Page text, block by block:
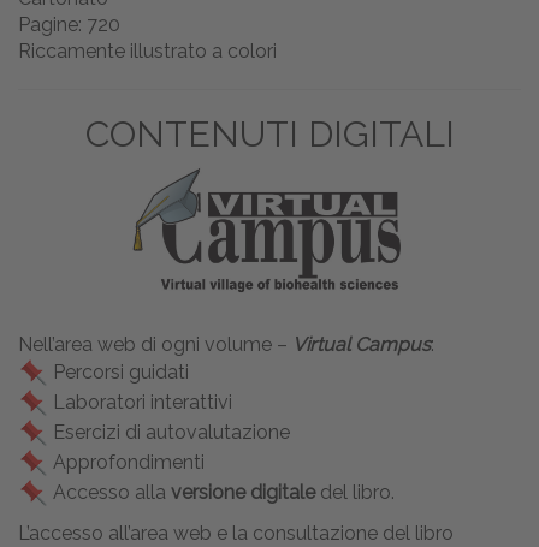
Pagine: 720
Riccamente illustrato a colori
CONTENUTI DIGITALI
Nell’area web di ogni volume – Virtual Campus:
Percorsi guidati
Laboratori interattivi
Esercizi di autovalutazione
Approfondimenti
Accesso alla versione digitaledel libro.
L’accesso all’area web e la consultazione del libro